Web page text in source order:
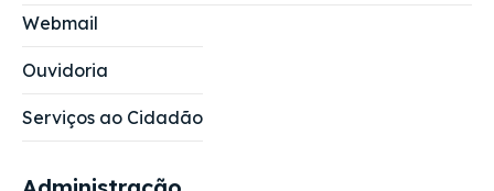
Webmail
Ouvidoria
Serviços ao Cidadão